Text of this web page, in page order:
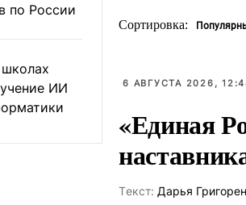
по России
ИИ
Сортировка:
6 АВГУСТА 2026,
«Единая
Tекст: Дарья